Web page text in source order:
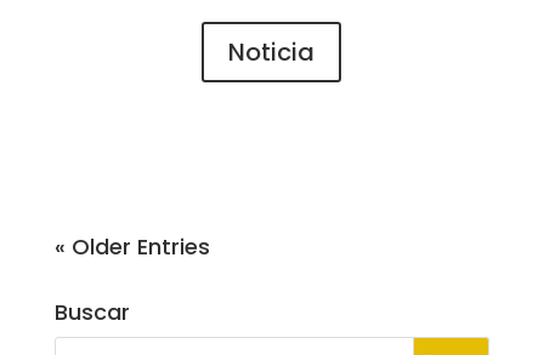
Noticia
« Older Entries
Buscar